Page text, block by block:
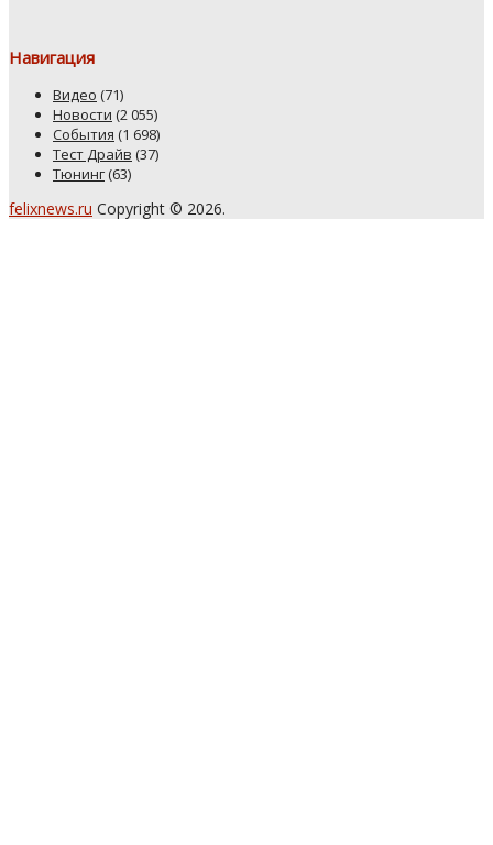
Навигация
Видео (71)
Новости (2 055)
События (1 698)
Тест Драйв (37)
Тюнинг (63)
felixnews.ru Copyright © 2026.